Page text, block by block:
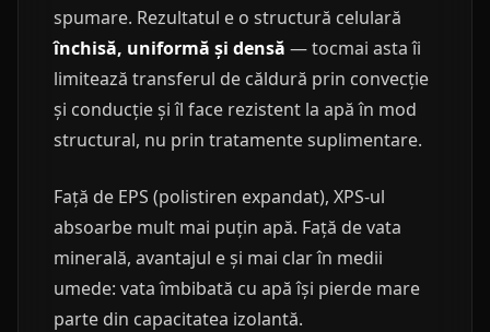
spumare. Rezultatul e o structură celulară
închisă, uniformă și densă — tocmai asta îi
limitează transferul de căldură prin convecție
și conducție și îl face rezistent la apă în mod
structural, nu prin tratamente suplimentare.
Față de EPS (polistiren expandat), XPS-ul
absoarbe mult mai puțin apă. Față de vata
minerală, avantajul e și mai clar în medii
umede: vata îmbibată cu apă își pierde mare
parte din capacitatea izolantă.